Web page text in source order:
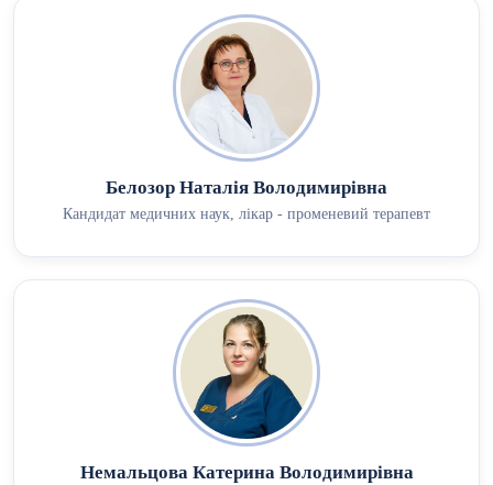
Белозор Наталія Володимирівна
Кандидат медичних наук, лікар - променевий терапевт
Немальцова Катерина Володимирівна